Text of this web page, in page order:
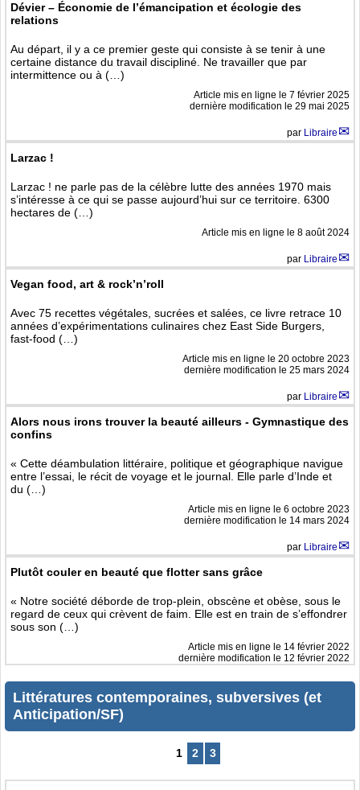
Dévier – Économie de l’émancipation et écologie des
relations
Au départ, il y a ce premier geste qui consiste à se tenir à une
certaine distance du travail discipliné. Ne travailler que par
intermittence ou à (…)
Article mis en ligne le 7 février 2025
dernière modification le 29 mai 2025
par Libraire
Larzac !
Larzac ! ne parle pas de la célèbre lutte des années 1970 mais
s’intéresse à ce qui se passe aujourd’hui sur ce territoire. 6300
hectares de (…)
Article mis en ligne le 8 août 2024
par Libraire
Vegan food, art & rock’n’roll
Avec 75 recettes végétales, sucrées et salées, ce livre retrace 10
années d’expérimentations culinaires chez East Side Burgers,
fast-food (…)
Article mis en ligne le 20 octobre 2023
dernière modification le 25 mars 2024
par Libraire
Alors nous irons trouver la beauté ailleurs - Gymnastique des
confins
« Cette déambulation littéraire, politique et géographique navigue
entre l’essai, le récit de voyage et le journal. Elle parle d’Inde et
du (…)
Article mis en ligne le 6 octobre 2023
dernière modification le 14 mars 2024
par Libraire
Plutôt couler en beauté que flotter sans grâce
« Notre société déborde de trop-plein, obscène et obèse, sous le
regard de ceux qui crèvent de faim. Elle est en train de s’effondrer
sous son (…)
Article mis en ligne le 14 février 2022
dernière modification le 12 février 2022
Littératures contemporaines, subversives (et
Anticipation/SF)
1 2 3